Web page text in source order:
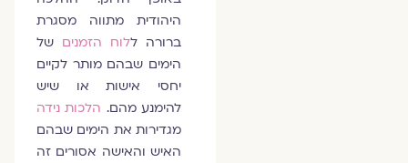
היהודית מתווה מסגרת
ברורה ל לוח הזמניםשל
הימים שבהם מותר לקיים
יחסי אישות או שיש
להימנע מהם.הלכות נידה
מגדירות את הימים שבהם
האיש והאישה אסורים זה